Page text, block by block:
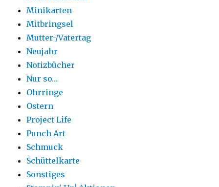
Minikarten
Mitbringsel
Mutter-/Vatertag
Neujahr
Notizbücher
Nur so…
Ohrringe
Ostern
Project Life
Punch Art
Schmuck
Schüttelkarte
Sonstiges